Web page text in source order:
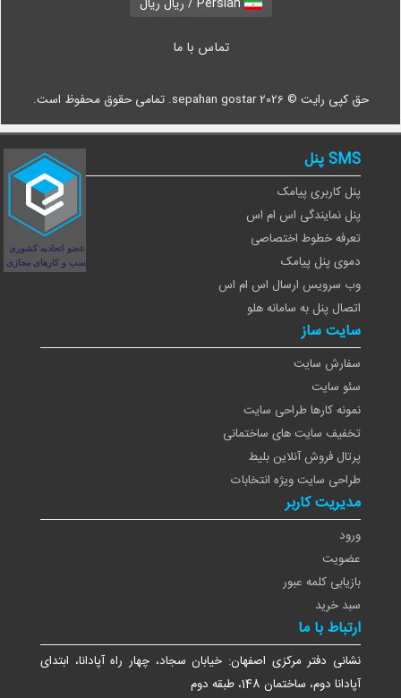
SMS پنل
پنل کاربری پیامک
پنل نمایندگی اس ام اس
تعرفه خطوط اختصاصی
دموی پنل پیامک
وب سرویس ارسال اس ام اس
اتصال پنل به سامانه هلو
سایت ساز
سفارش سایت
سئو سایت
نمونه کارها طراحی سایت
تخفیف سایت های ساختمانی
پرتال فروش آنلاین بلیط
طراحی سایت ویژه انتخابات
مدیریت کاربر
ورود
عضویت
بازیابی کلمه عبور
سبد خرید
ارتباط با ما
نشانی دفتر مرکزی اصفهان: خیابان سجاد، چهار راه آپادانا، ابتدای
آپادانا دوم، ساختمان 148، طبقه دوم